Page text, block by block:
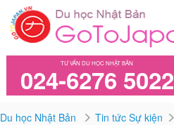
TƯ VẤN DU HỌC NHẬT BẢN
024-6276 5022
Du học Nhật Bản Tin tức Sự kiện